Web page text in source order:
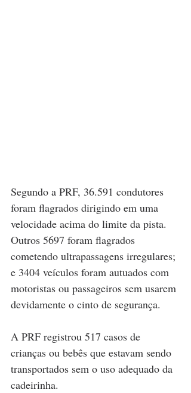
Segundo a PRF, 36.591 condutores
foram flagrados dirigindo em uma
velocidade acima do limite da pista.
Outros 5697 foram flagrados
cometendo ultrapassagens irregulares;
e 3404 veículos foram autuados com
motoristas ou passageiros sem usarem
devidamente o cinto de segurança.
A PRF registrou 517 casos de
crianças ou bebês que estavam sendo
transportados sem o uso adequado da
cadeirinha.